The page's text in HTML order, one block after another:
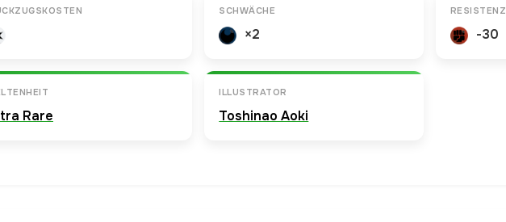
SCHWÄCHE
×2
RESISTENZ
-30
Rare
ILLUSTRATOR
Toshinao Aoki